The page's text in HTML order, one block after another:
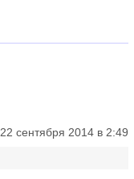
22 сентября 2014 в 2:49